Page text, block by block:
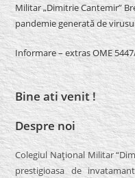
Militar „Dimitrie Cantemir”
pandemie generată de virusul
Informare – extras OME
Bine ati venit !
Despre noi
Colegiul Naţional Militar
prestigioasa de